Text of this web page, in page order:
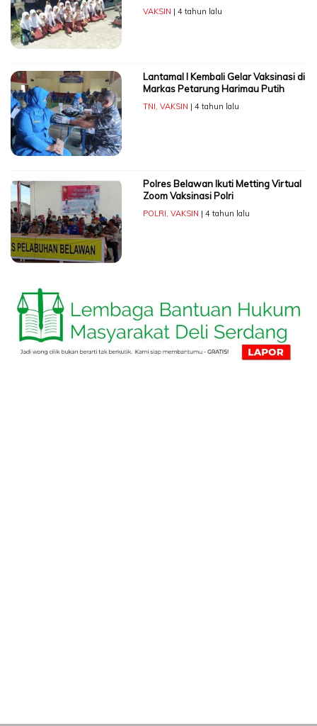
VAKSIN | 4 tahun lalu
Lantamal l Kembali Gelar Vaksinasi di
Markas Petarung Harimau Putih
TNI VAKSIN | 4 tahun lalu
Polres Belawan Ikuti Metting Virtual
Zoom Vaksinasi Polri
POLRI VAKSIN | 4 tahun lalu